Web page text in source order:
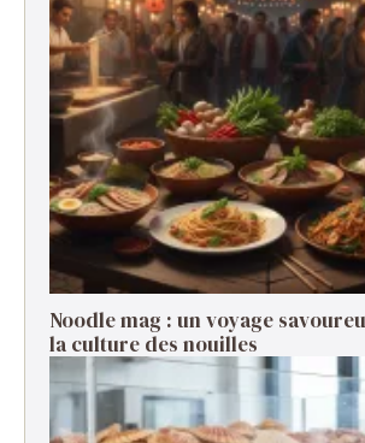
Noodle mag : un voyage
la culture des nouilles